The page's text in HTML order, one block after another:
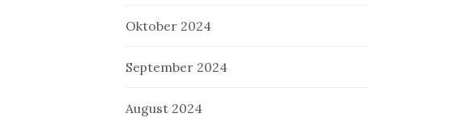
Oktober 2024
September 2024
August 2024